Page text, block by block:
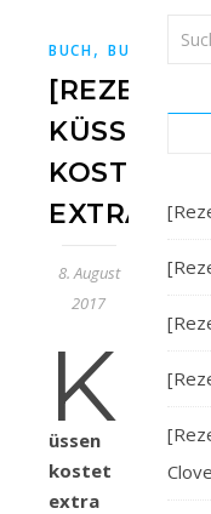
BUCH, BUCHBLOG,
KÜSSEN
KOSTET
EXTRA
8. August
2017
K
üssen
kostet
extra